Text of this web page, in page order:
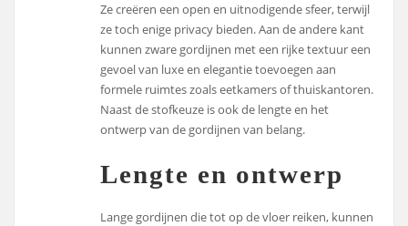
Ze creëren een open en uitnodigende sfeer, terwijl
ze toch enige privacy bieden. Aan de andere kant
kunnen zware gordijnen met een rijke textuur een
gevoel van luxe en elegantie toevoegen aan
formele ruimtes zoals eetkamers of thuiskantoren.
Naast de stofkeuze is ook de lengte en het
ontwerp van de gordijnen van belang.
Lengte en ontwerp
Lange gordijnen die tot op de vloer reiken, kunnen